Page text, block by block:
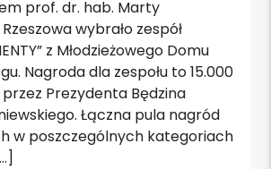
prof. dr. hab. Marty
wybrało zespół
z Młodzieżowego Domu
Nagroda dla zespołu to 15.000
przez Prezydenta Będzina
Łączna pula nagród
w poszczególnych kategoriach